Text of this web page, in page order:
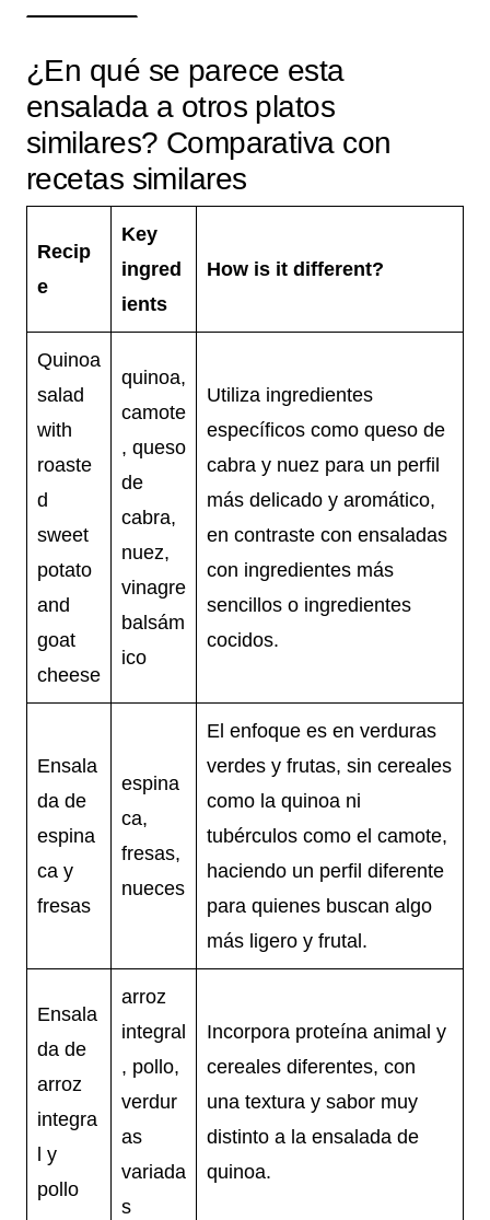
¿En qué se parece esta
ensalada a otros platos
similares? Comparativa con
recetas similares
Recip
e
Key
ingred
ients
How is it different?
Quinoa
salad
with
roaste
d
sweet
potato
and
goat
cheese
quinoa,
camote
, queso
de
cabra,
nuez,
vinagre
balsám
ico
Utiliza ingredientes
específicos como queso de
cabra y nuez para un perfil
más delicado y aromático,
en contraste con ensaladas
con ingredientes más
sencillos o ingredientes
cocidos.
Ensala
da de
espina
ca y
fresas
espina
ca,
fresas,
nueces
El enfoque es en verduras
verdes y frutas, sin cereales
como la quinoa ni
tubérculos como el camote,
haciendo un perfil diferente
para quienes buscan algo
más ligero y frutal.
Ensala
da de
arroz
integra
l y
pollo
arroz
integral
, pollo,
verdur
as
variada
s
Incorpora proteína animal y
cereales diferentes, con
una textura y sabor muy
distinto a la ensalada de
quinoa.